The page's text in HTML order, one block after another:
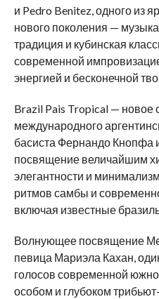
и Pedro Benitez, одного из
нового поколения —
традиция и кубинская
современной
энергией и бесконечной
Brazil Pais Tropical — новое
международного
басиста Фернандо Кнопфа
посвящение величайшим
элегантности и
ритмов самбы и
включая известные
Волнующее посвящение
певица Мариэла Кахан,
голосов современной
особом и глубоком